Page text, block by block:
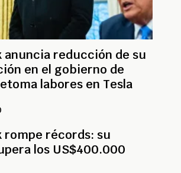
anuncia reducción de su
en el gobierno de
labores en Tesla
rompe récords: su
los US$400.000